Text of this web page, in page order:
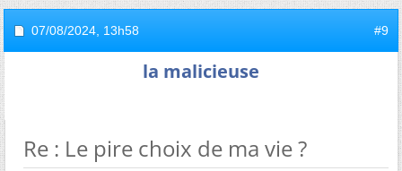
07/08/2024, 13h58 #9
la malicieuse
Re : Le pire choix de ma vie ?